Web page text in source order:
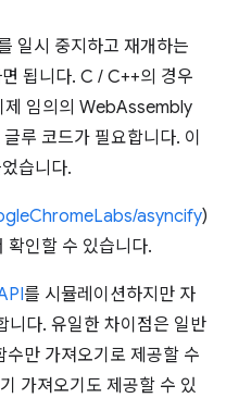
일시 중지하고 재개하는
됩니다. C / C++의 경우
임의의 WebAssembly
루 코드가 필요합니다. 이
습니다.
asyncify)
확인할 수 있습니다.
를 시뮬레이션하지만 자
니다. 유일한 차이점은 일반
만 가져오기로 제공할 수
가져오기도 제공할 수 있